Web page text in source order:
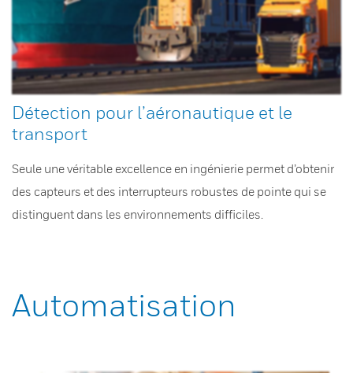
Détection pour l’aéronautique et le
transport
Seule une véritable excellence en ingénierie permet d’obtenir
des capteurs et des interrupteurs robustes de pointe qui se
distinguent dans les environnements difficiles.
Automatisation